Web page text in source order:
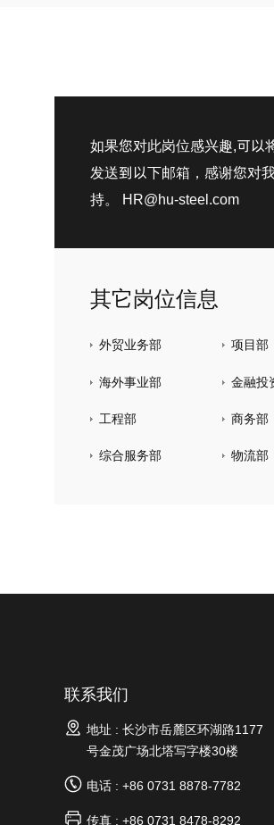
如果您对此岗位感兴趣,可以
发送到以下邮箱，感谢您对
持。 HR@hu-steel.com
其它岗位信息
外贸业务部 项目部
海外事业部 金融投
工程部 商务部
综合服务部 物流部
联系我们
地址 : 长沙市岳麓区环湖路1177
号金茂广场北塔写字楼30楼
电话 : +86 0731 8878-7782
传真 : +86 0731 8478-8292